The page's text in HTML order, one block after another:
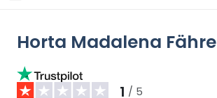
Horta Madalena Fähre
1 / 5